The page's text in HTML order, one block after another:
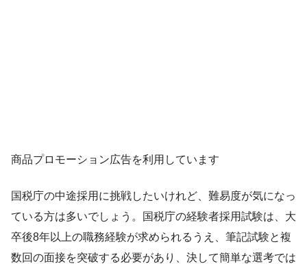
商品プロモーション広告を利用しています
国税庁の中途採用に挑戦したいけれど、難易度が気になっ
ている方は多いでしょう。国税庁の経験者採用試験は、大
卒後8年以上の職務経験が求められるうえ、筆記試験と複
数回の面接を突破する必要があり、決して簡単な選考では